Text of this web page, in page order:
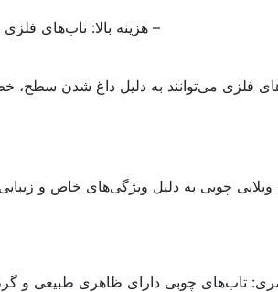
– هزینه بالا: تاب‌های
فلزی می‌توانند به دلیل داغ شدن سطح،
ویلایی چوبی به دلیل ویژگی‌های خاص و
تاب‌های چوبی دارای ظاهری طبیعی و